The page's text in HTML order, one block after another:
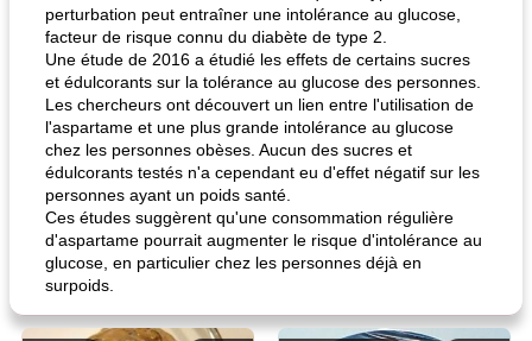
perturbation peut entraîner une intolérance au glucose,
facteur de risque connu du diabète de type 2.
Une étude de 2016 a étudié les effets de certains sucres
et édulcorants sur la tolérance au glucose des personnes.
Les chercheurs ont découvert un lien entre l'utilisation de
l'aspartame et une plus grande intolérance au glucose
chez les personnes obèses. Aucun des sucres et
édulcorants testés n'a cependant eu d'effet négatif sur les
personnes ayant un poids santé.
Ces études suggèrent qu'une consommation régulière
d'aspartame pourrait augmenter le risque d'intolérance au
glucose, en particulier chez les personnes déjà en
surpoids.